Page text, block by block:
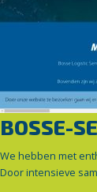
BOSSE-
We hebben met
Door intensieve